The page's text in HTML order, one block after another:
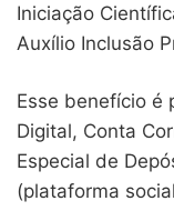
Iniciação
Auxílio Inclusão
Esse benefício é
Digital, Conta
Especial de
(plataforma